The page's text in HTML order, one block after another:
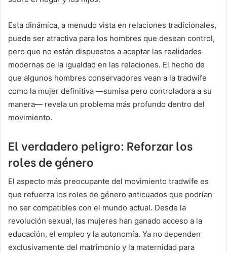
Esta dinámica, a menudo vista en relaciones tradicionales,
puede ser atractiva para los hombres que desean control,
pero que no están dispuestos a aceptar las realidades
modernas de la igualdad en las relaciones. El hecho de
que algunos hombres conservadores vean a la tradwife
como la mujer definitiva —sumisa pero controladora a su
manera— revela un problema más profundo dentro del
movimiento.
El verdadero peligro: Reforzar los
roles de género
El aspecto más preocupante del movimiento tradwife es
que refuerza los roles de género anticuados que podrían
no ser compatibles con el mundo actual. Desde la
revolución sexual, las mujeres han ganado acceso a la
educación, el empleo y la autonomía. Ya no dependen
exclusivamente del matrimonio y la maternidad para